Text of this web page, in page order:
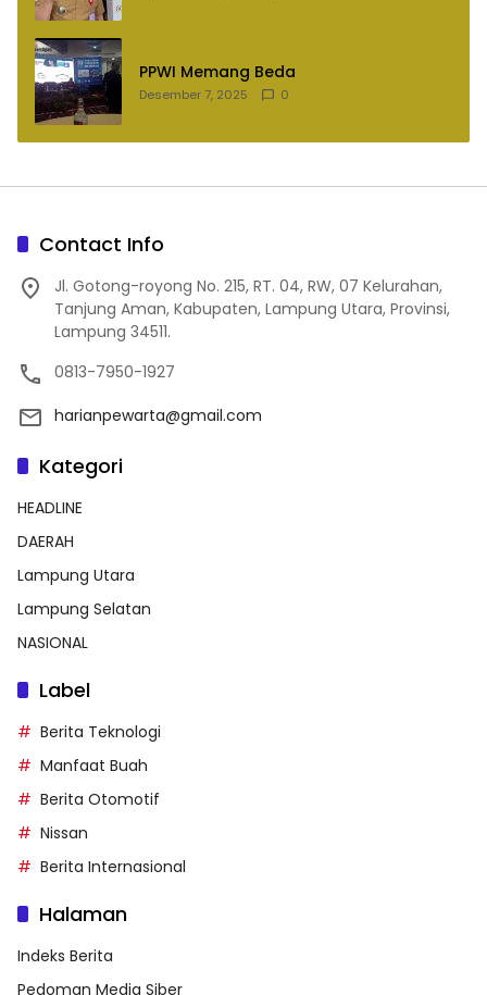
PPWI Memang Beda
Desember 7, 2025 0
Contact Info
Jl. Gotong-royong No. 215, RT. 04, RW, 07 Kelurahan,
Tanjung Aman, Kabupaten, Lampung Utara, Provinsi,
Lampung 34511.
0813-7950-1927
harianpewarta@gmail.com
Kategori
HEADLINE
DAERAH
Lampung Utara
Lampung Selatan
NASIONAL
Label
Berita Teknologi
Manfaat Buah
Berita Otomotif
Nissan
Berita Internasional
Halaman
Indeks Berita
Pedoman Media Siber